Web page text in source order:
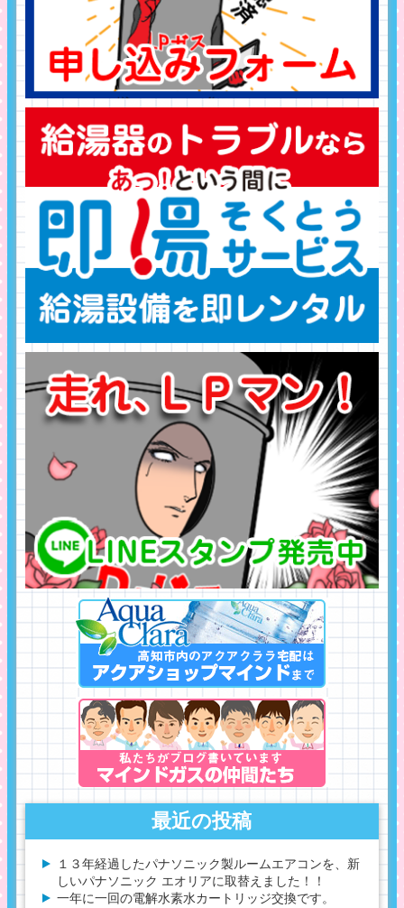
最近の投稿
１３年経過したパナソニック製ルームエアコンを、新
しいパナソニック エオリアに取替えました！！
一年に一回の電解水素水カートリッジ交換です。